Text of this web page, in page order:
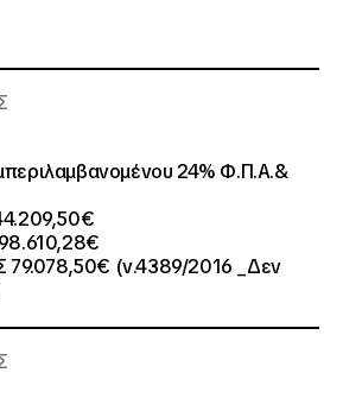
24% Φ.Π.Α.&
(ν.4389/2016 _Δεν